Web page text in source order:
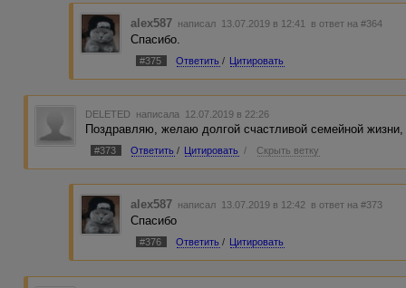
alex587 написал 13.07.2019 в 12:41 в ответ на #364
Спасибо.
#375 Ответить / Цитировать
DELETED написала 12.07.2019 в 22:26
Поздравляю, желаю долгой счастливой семейной
#373 Ответить / Цитировать / Скрыть ветку
alex587 написал 13.07.2019 в 12:42 в ответ на #373
Спасибо
#376 Ответить / Цитировать